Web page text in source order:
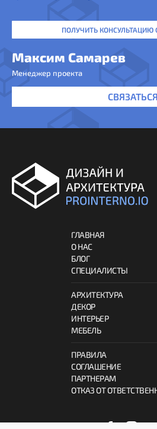
ПОЛУЧИТЬ КОНСУЛЬТАЦИЮ
Максим Самарев
Менеджер проекта
СВЯЗАТЬСЯ
ГЛАВНАЯ
О НАС
БЛОГ
СПЕЦИАЛИСТЫ
АРХИТЕКТУРА
ДЕКОР
ИНТЕРЬЕР
МЕБЕЛЬ
ПРАВИЛА
СОГЛАШЕНИЕ
ПАРТНЕРАМ
ОТКАЗ ОТ